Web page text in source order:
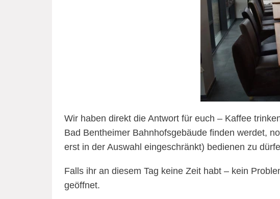
Wir haben direkt die Antwort für euch – Kaffee
Bad Bentheimer Bahnhofsgebäude finden werdet,
erst in der Auswahl eingeschränkt) bedienen zu
Falls ihr an diesem Tag keine Zeit habt – kein
geöffnet.